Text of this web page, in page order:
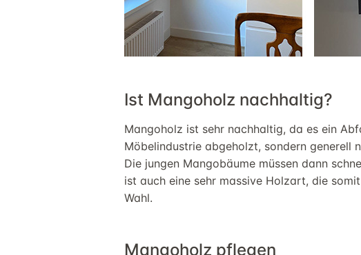
Ist Mangoholz nachhaltig?
Mangoholz ist sehr nachhaltig, da es ein
Möbelindustrie abgeholzt, sondern generell
Die jungen Mangobäume müssen dann
ist auch eine sehr massive Holzart, die
Wahl.
Mangoholz pflegen